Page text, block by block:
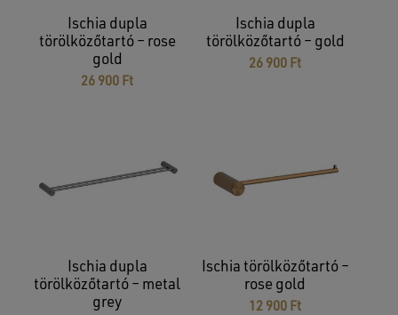
GO TO SHOP
Ischia dupla
törölközőtartó – rose
gold
26 900 Ft
Ischia dupla
törölközőtartó – gold
26 900 Ft
Ischia dupla
törölközőtartó – metal
grey
Ischia törölközőtartó –
rose gold
12 900 Ft